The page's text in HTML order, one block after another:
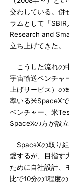
交わしている。併
ラムとして「
Research and
立ち上げてきた。
こうした流れの
宇宙輸送ベンチャ
上げサービス）
率いる米SpaceX
ベンチャー、米
SpaceXの方が設立
SpaceXの取り組
愛するが、目指す
ために自社設計、
比で10分の1程度